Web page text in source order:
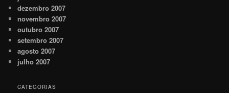
dezembro 2007
novembro 2007
outubro 2007
setembro 2007
agosto 2007
julho 2007
CATEGORIAS